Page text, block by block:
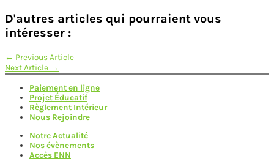
D'autres articles qui pourraient vous
intéresser :
Navigation
de
l’article
← Previous Article
Next Article →
Paiement en ligne
Projet Éducatif
Règlement Intérieur
Nous Rejoindre
Notre Actualité
Nos évènements
Accès ENN